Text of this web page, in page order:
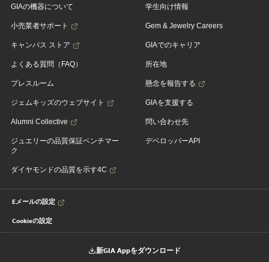
GIAの機器について
小売業者サポート
キャンパス ストア
よくある質問（FAQ）
プレスルーム
ジェムキッズのウェブサイト
Alumni Collective
ジュエリーの品質保証ベンチマー
ク
ダイヤモンドの品質を示す4C
学生向け情報
Gem & Jewelry Careers
GIAでのキャリア
所在地
懸念を報告する
GIAを支援する
問い合わせ先
デベロッパーAPI
Eメールの設定
Cookieの設定
新GIA Appをダウンロード